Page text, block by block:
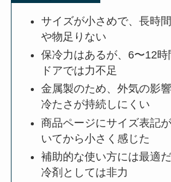
サイズが小さめで、長時
や物足りない
保冷力はあるが、6〜12時
ドアでは力不足
金属製のため、外気の影
冷たさが持続しにくい
商品ページにサイズ表記
いてから小さく感じた
補助的な使い方には最適
冷剤としては非力